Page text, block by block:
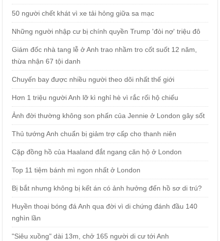
50 người chết khát vì xe tải hỏng giữa sa mạc
Những người nhập cư bị chính quyền Trump 'đòi nợ' triệu đô
Giám đốc nhà tang lễ ở Anh trao nhầm tro cốt suốt 12 năm,
thừa nhận 67 tội danh
Chuyến bay được nhiều người theo dõi nhất thế giới
Hơn 1 triệu người Anh lỡ kì nghỉ hè vì rắc rối hộ chiếu
Ảnh đời thường không son phấn của Jennie ở London gây sốt
Thủ tướng Anh chuẩn bị giảm trợ cấp cho thanh niên
Cặp đồng hồ của Haaland đắt ngang căn hộ ở London
Top 11 tiệm bánh mì ngon nhất ở London
Bị bắt nhưng không bị kết án có ảnh hưởng đến hồ sơ di trú?
Huyền thoại bóng đá Anh qua đời vì di chứng đánh đầu 140
nghìn lần
"Siêu xuồng" dài 13m, chở 165 người di cư tới Anh